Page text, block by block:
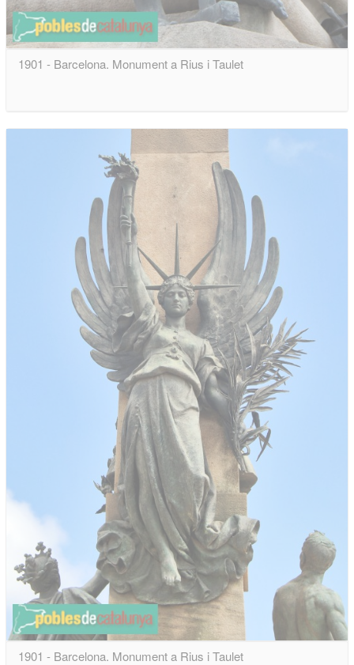
1901 - Barcelona. Monument a Rius i Taulet
1901 - Barcelona. Monument a Rius i Taulet